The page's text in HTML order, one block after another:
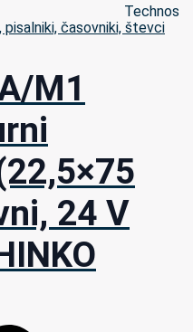
pisalniki, časovniki, števci
M1
24 V